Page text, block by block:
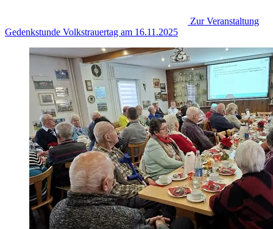
Zur Veranstaltung
Gedenkstunde Volkstrauertag am 16.11.2025